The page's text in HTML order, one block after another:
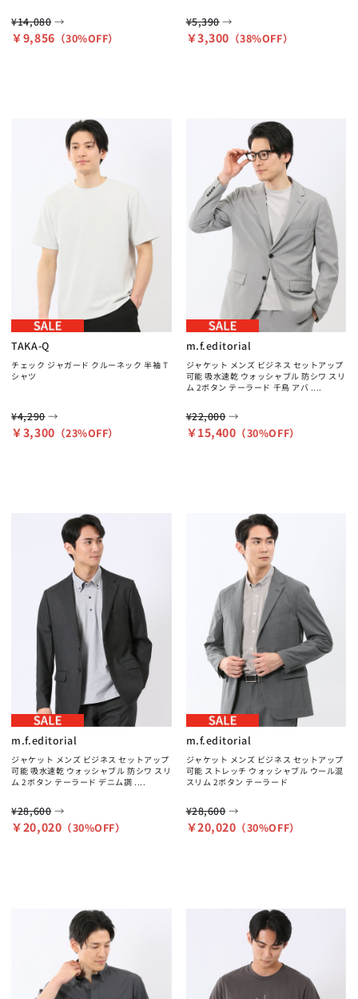
¥14,080 →
￥9,856 （30%OFF）
¥5,390 →
￥3,300 （38%OFF）
TAKA-Q
チェック ジャガード クルーネック 半袖 T
シャツ
¥4,290 →
￥3,300 （23%OFF）
m.f.editorial
ジャケット メンズ ビジネス セットアップ
可能 吸水速乾 ウォッシャブル 防シワ スリ
ム 2ボタン テーラード 千鳥 アバ ....
¥22,000 →
￥15,400 （30%OFF）
m.f.editorial
ジャケット メンズ ビジネス セットアップ
可能 吸水速乾 ウォッシャブル 防シワ スリ
ム 2ボタン テーラード デニム調 ....
¥28,600 →
￥20,020 （30%OFF）
m.f.editorial
ジャケット メンズ ビジネス セットアップ
可能 ストレッチ ウォッシャブル ウール混
スリム 2ボタン テーラード
¥28,600 →
￥20,020 （30%OFF）